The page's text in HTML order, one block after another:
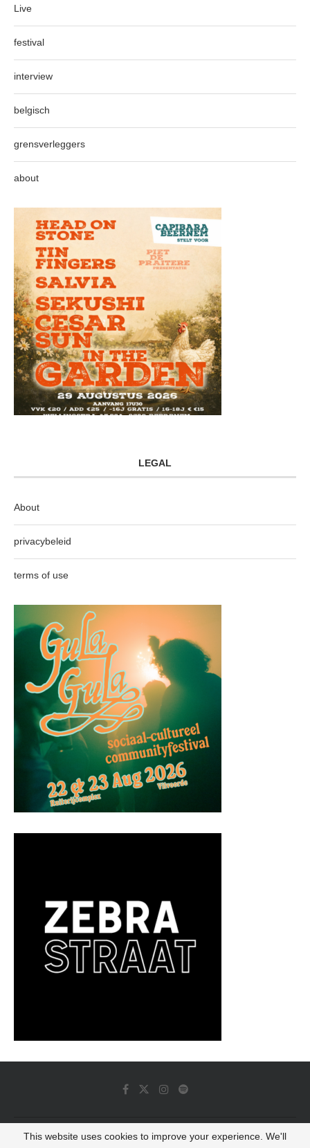
Live
festival
interview
belgisch
grensverleggers
about
LEGAL
About
privacybeleid
terms of use
© 2022 - Luminous Dash All Rights Reserved
This website uses cookies to improve your experience. We'll